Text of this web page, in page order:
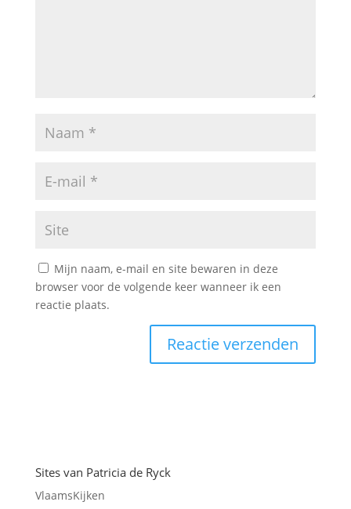
Mijn naam, e-mail en site bewaren in deze
browser voor de volgende keer wanneer ik een
reactie plaats.
Sites van Patricia de Ryck
VlaamsKijken